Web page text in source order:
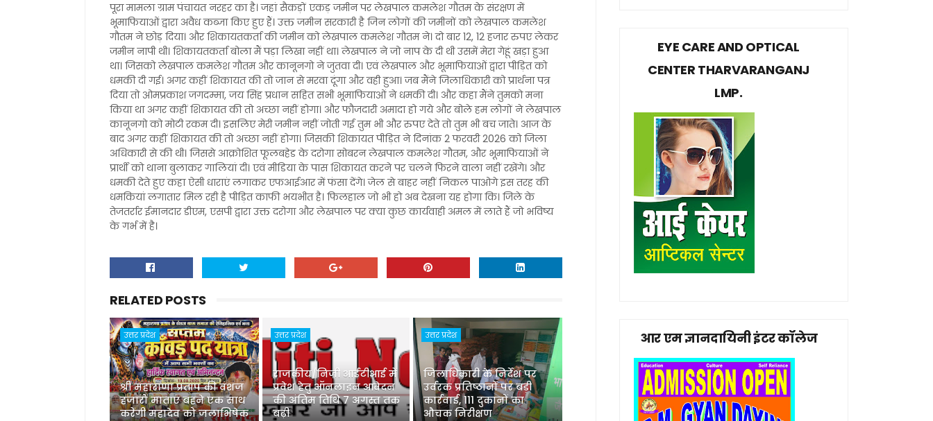
पूरा मामला ग्राम पंचायत नरहर का है। जहां सैकड़ों एकड़ जमीन पर लेखपाल कमलेश गौतम के संरक्षण में
भूमाफियाओं द्वारा अवैध कब्जा किए हुए हैं। उक्त जमीन सरकारी है जिन लोगों की जमीनों को लेखपाल कमलेश
गौतम ने छोड़ दिया। और शिकायतकर्ता की जमीन को लेखपाल कमलेश गौतम ने। दो बार 12, 12 हजार रुपए लेकर
जमीन नापी थी। शिकायतकर्ता बोला मैं पड़ा लिखा नहीं था। लेखपाल ने जो नाप के दी थी उसमें मेरा गेहूं खड़ा हुआ
था। जिसको लेखपाल कमलेश गौतम और कानूनगो ने जुतवा दी। एवं लेखपाल और भूमाफियाओं द्वारा पीड़ित को
धमकी दी गई। अगर कहीं शिकायत की तो जान से मरवा दूंगा और वही हुआ। जब मैंने जिलाधिकारी को प्रार्थना पत्र
दिया तो ओमप्रकाश जगदम्मा, जय सिंह प्रधान सहित सभी भूमाफियाओं ने धमकी दी। और कहा मैंने तुमको मना
किया था अगर कहीं शिकायत की तो अच्छा नहीं होगा। और फौजदारी अमादा हो गये और बोले हम लोगों ने लेखपाल
कानूनगो को मोटी रकम दी। इसलिए मेरी जमीन नहीं जोती गई तुम भी और रुपए देते तो तुम भी बच जाते। आज के
बाद अगर कहीं शिकायत की तो अच्छा नहीं होगा। जिसकी शिकायत पीड़ित ने दिनांक 2 फरवरी 2026 को जिला
अधिकारी से की थी। जिससे आक्रोशित फूलबहेड के दरोगा सोबरन लेखपाल कमलेश गौतम, और भूमाफियाओं ने
प्रार्थी को थाना बुलाकर गालियां दी। एवं मीडिया के पास शिकायत करने पर चलने फिरने वाला नहीं रखेंगे। और
धमकी देते हुए कहा ऐसी धाराएं लगाकर एफआईआर में फंसा देंगे। जेल से बाहर नहीं निकल पाओगे इस तरह की
धमकियां लगातार मिल रही है पीड़ित काफी भयभीत है। फिलहाल जो भी हो अब देखना यह होगा कि। जिले के
तेजतर्रार ईमानदार डीएम, एसपी द्वारा उक्त दरोगा और लेखपाल पर क्या कुछ कार्यवाही अमल में लाते हैं जो भविष्य
के गर्भ में है।
RELATED POSTS
उत्तर प्रदेश
श्री महाराणा प्रताप की वंशज
हजारों माताएं बहने एक साथ
करेंगी महादेव को जलाभिषेक
उत्तर प्रदेश
राजकीय/निजी आईटीआई में
प्रवेश हेतु ऑनलाइन आवेदन
की अंतिम तिथि 7 अगस्त तक
बढ़ी
उत्तर प्रदेश
जिलाधिकारी के निर्देश पर
उर्वरक प्रतिष्ठानों पर बड़ी
कार्रवाई, 111 दुकानों का
औचक निरीक्षण
EYE CARE AND OPTICAL
CENTER THARVARANGANJ
LMP.
आर एम ज्ञानदायिनी इंटर कॉलेज